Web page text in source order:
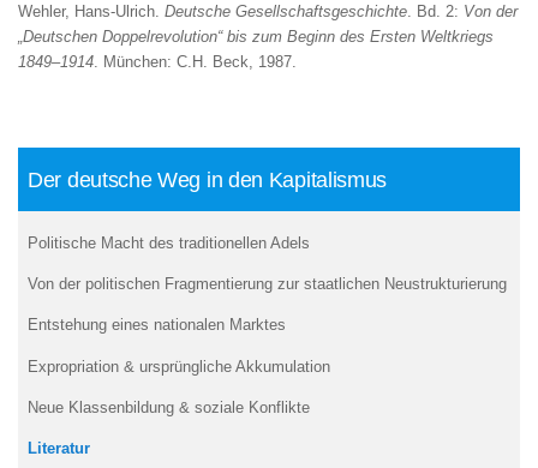
Wehler, Hans-Ulrich. Deutsche Gesellschaftsgeschichte . Bd. 2: Von der
„Deutschen Doppelrevolution“ bis zum Beginn des Ersten Weltkriegs
1849–1914 . München: C.H. Beck, 1987.
Der deutsche Weg in den Kapitalismus
Politische Macht des traditionellen Adels
Von der politischen Fragmentierung zur staatlichen Neustrukturierung
Entstehung eines nationalen Marktes
Expropriation & ursprüngliche Akkumulation
Neue Klassenbildung & soziale Konflikte
Literatur